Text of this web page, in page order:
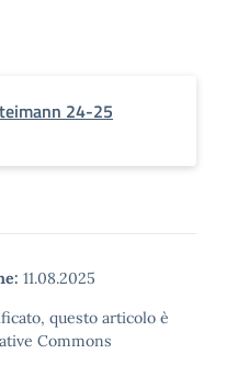
24-25
11.08.2025
questo articolo è
Commons